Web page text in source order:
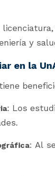
y
en la
: Los
: Al